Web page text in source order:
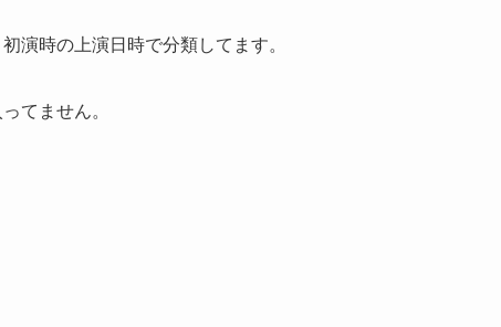
演時の上演日時で分類してます。
てません。